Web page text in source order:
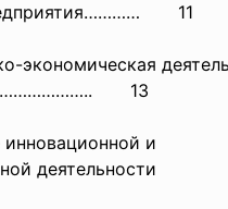
11
экономическая
13
и
деятельности